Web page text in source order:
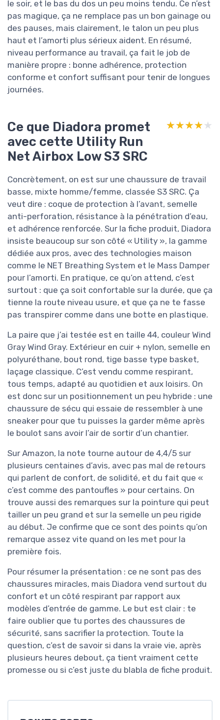
le soir, et le bas du dos un peu moins tendu. Ce n’est
pas magique, ça ne remplace pas un bon gainage ou
des pauses, mais clairement, le talon un peu plus
haut et l’amorti plus sérieux aident. En résumé,
niveau performance au travail, ça fait le job de
manière propre : bonne adhérence, protection
conforme et confort suffisant pour tenir de longues
journées.
Ce que Diadora promet
avec cette Utility Run
Net Airbox Low S3 SRC
★★★★★
★★★★★
Concrètement, on est sur une chaussure de travail
basse, mixte homme/femme, classée S3 SRC. Ça
veut dire : coque de protection à l’avant, semelle
anti-perforation, résistance à la pénétration d’eau,
et adhérence renforcée. Sur la fiche produit, Diadora
insiste beaucoup sur son côté « Utility », la gamme
dédiée aux pros, avec des technologies maison
comme le NET Breathing System et le Mass Damper
pour l’amorti. En pratique, ce qu’on attend, c’est
surtout : que ça soit confortable sur la durée, que ça
tienne la route niveau usure, et que ça ne te fasse
pas transpirer comme dans une botte en plastique.
La paire que j’ai testée est en taille 44, couleur Wind
Gray Wind Gray. Extérieur en cuir + nylon, semelle en
polyuréthane, bout rond, tige basse type basket,
laçage classique. C’est vendu comme respirant,
tous temps, adapté au quotidien et aux loisirs. On
est donc sur un positionnement un peu hybride : une
chaussure de sécu qui essaie de ressembler à une
sneaker pour que tu puisses la garder même après
le boulot sans avoir l’air de sortir d’un chantier.
Sur Amazon, la note tourne autour de 4,4/5 sur
plusieurs centaines d’avis, avec pas mal de retours
qui parlent de confort, de solidité, et du fait que «
c’est comme des pantoufles » pour certains. On
trouve aussi des remarques sur la pointure qui peut
tailler un peu grand et sur la semelle un peu rigide
au début. Je confirme que ce sont des points qu’on
remarque assez vite quand on les met pour la
première fois.
Pour résumer la présentation : ce ne sont pas des
chaussures miracles, mais Diadora vend surtout du
confort et un côté respirant par rapport aux
modèles d’entrée de gamme. Le but est clair : te
faire oublier que tu portes des chaussures de
sécurité, sans sacrifier la protection. Toute la
question, c’est de savoir si dans la vraie vie, après
plusieurs heures debout, ça tient vraiment cette
promesse ou si c’est juste du blabla de fiche produit.